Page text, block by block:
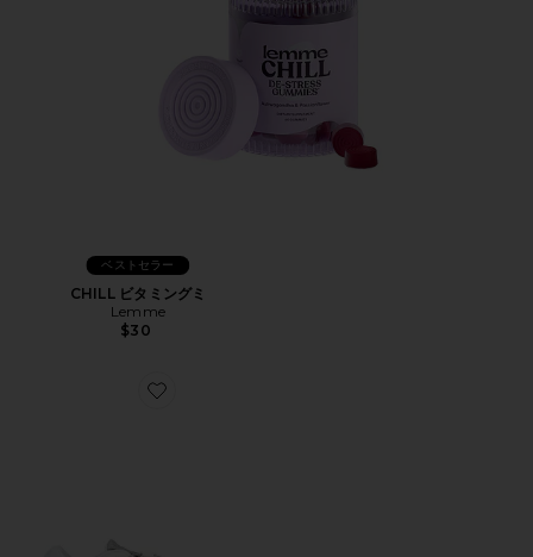
ベストセラー
CHILL ビタミングミ
Lemme
$30
Favorite XT-WHISPER スニーカー